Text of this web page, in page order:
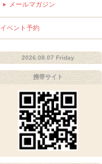
メールマガジン
イベント予約
2026.08.07 Friday
携帯サイト